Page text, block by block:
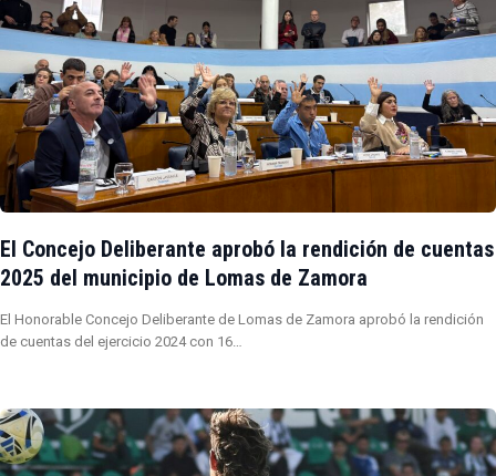
El Concejo Deliberante aprobó la rendición de cuentas
2025 del municipio de Lomas de Zamora
El Honorable Concejo Deliberante de Lomas de Zamora aprobó la rendición
de cuentas del ejercicio 2024 con 16…